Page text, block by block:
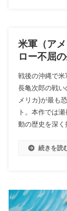
米軍（ア
ロー不屈
戦後の沖縄で
長亀次郎の戦
メリカ)が最も
ト。本作では
動の歴史を深く
続きを読